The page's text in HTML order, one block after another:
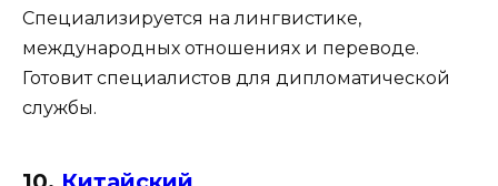
Специализируется на лингвистике,
международных отношениях и переводе.
Готовит специалистов для дипломатической
службы.